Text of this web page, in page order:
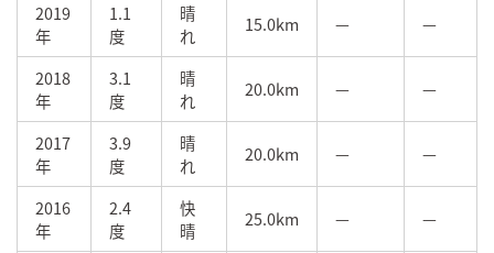
2019
年
1.1
度
晴
れ
15.0km — —
2018
年
3.1
度
晴
れ
20.0km — —
2017
年
3.9
度
晴
れ
20.0km — —
2016
年
2.4
度
快
晴
25.0km — —